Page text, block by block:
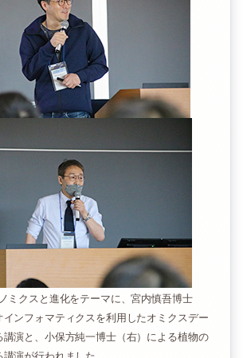
ミクスと進化をテーマに、宮内慎吾博士
インフォマティクスを利用したオミクスデー
講演と、小保方純一博士（右）による植物の
演が行われました。